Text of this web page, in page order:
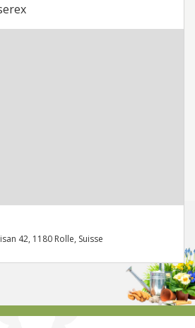
42, 1180 Rolle, Suisse